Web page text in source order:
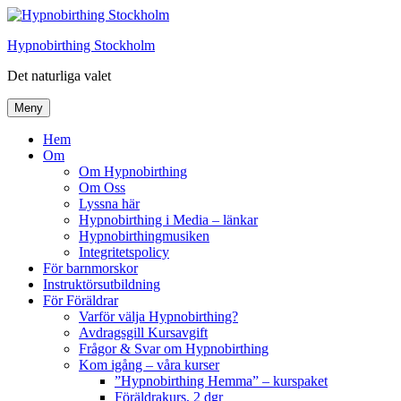
Hoppa
innehåll
Hypnobirthing Stockholm
Det naturliga valet
Meny
Hem
Om
Om Hypnobirthing
Om Oss
Lyssna här
Hypnobirthing i Media – länkar
Hypnobirthingmusiken
Integritetspolicy
För barnmorskor
Instruktörsutbildning
För Föräldrar
Varför välja Hypnobirthing?
Avdragsgill Kursavgift
Frågor & Svar om Hypnobirthing
Kom igång – våra kurser
”Hypnobirthing Hemma” – kurspaket
Föräldrakurs, 2 dgr